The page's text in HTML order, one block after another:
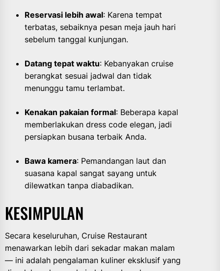
Reservasi lebih awal: Karena tempat
terbatas, sebaiknya pesan meja jauh hari
sebelum tanggal kunjungan.
Datang tepat waktu: Kebanyakan cruise
berangkat sesuai jadwal dan tidak
menunggu tamu terlambat.
Kenakan pakaian formal: Beberapa kapal
memberlakukan dress code elegan, jadi
persiapkan busana terbaik Anda.
Bawa kamera: Pemandangan laut dan
suasana kapal sangat sayang untuk
dilewatkan tanpa diabadikan.
KESIMPULAN
Secara keseluruhan, Cruise Restaurant
menawarkan lebih dari sekadar makan malam
— ini adalah pengalaman kuliner eksklusif yang